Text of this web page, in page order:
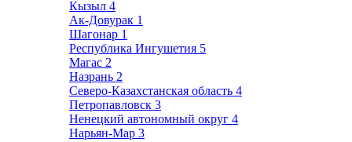
Кызыл 4
Ак-Довурак 1
Шагонар 1
Республика Ингушетия 5
Магас 2
Назрань 2
Северо-Казахстанская область 4
Петропавловск 3
Ненецкий автономный округ 4
Нарьян-Мар 3